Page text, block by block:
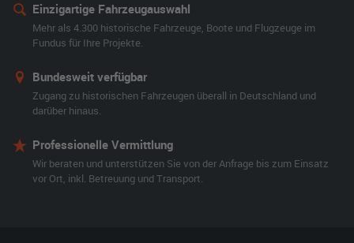
Einzigartige Fahrzeugauswahl
Mehr als 4.300 historische Fahrzeuge, Boote und Flugzeuge im
Fundus für Ihre Projekte.
Bundesweit verfügbar
Zugang zu historischen Fahrzeugen überall in Deutschland und
darüber hinaus.
Professionelle Vermittlung
Wir beraten und unterstützen Sie von der Anfrage bis zum Einsatz
vor Ort, inkl. Betreuung und Transport.